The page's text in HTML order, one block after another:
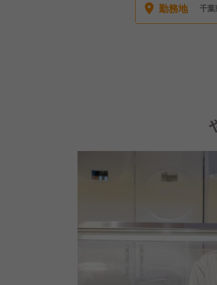
勤務地 千